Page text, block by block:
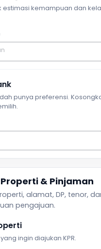
estimasi kemampuan dan
punya preferensi.
& Pinjaman
alamat, DP, tenor,
pengajuan.
ingin diajukan KPR.